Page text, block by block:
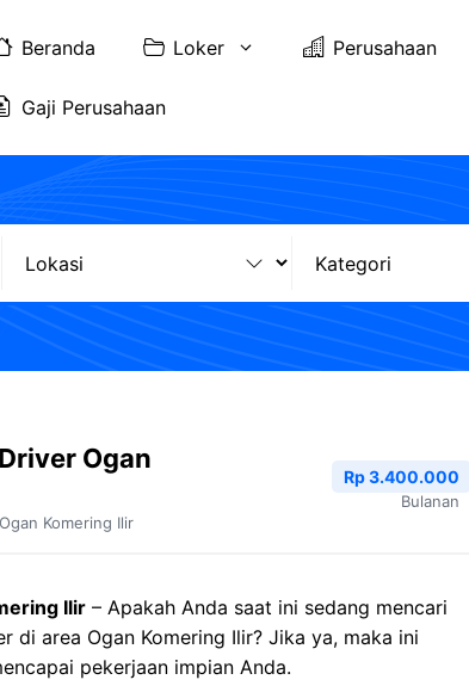
Beranda Loker Perusahaan
Gaji Perusahaan
Ogan
Ogan Komering Ilir
Rp 3.400.000
Bulanan
Ilir – Apakah Anda saat ini sedang mencari
di area Ogan Komering Ilir? Jika ya, maka ini
pekerjaan impian Anda.